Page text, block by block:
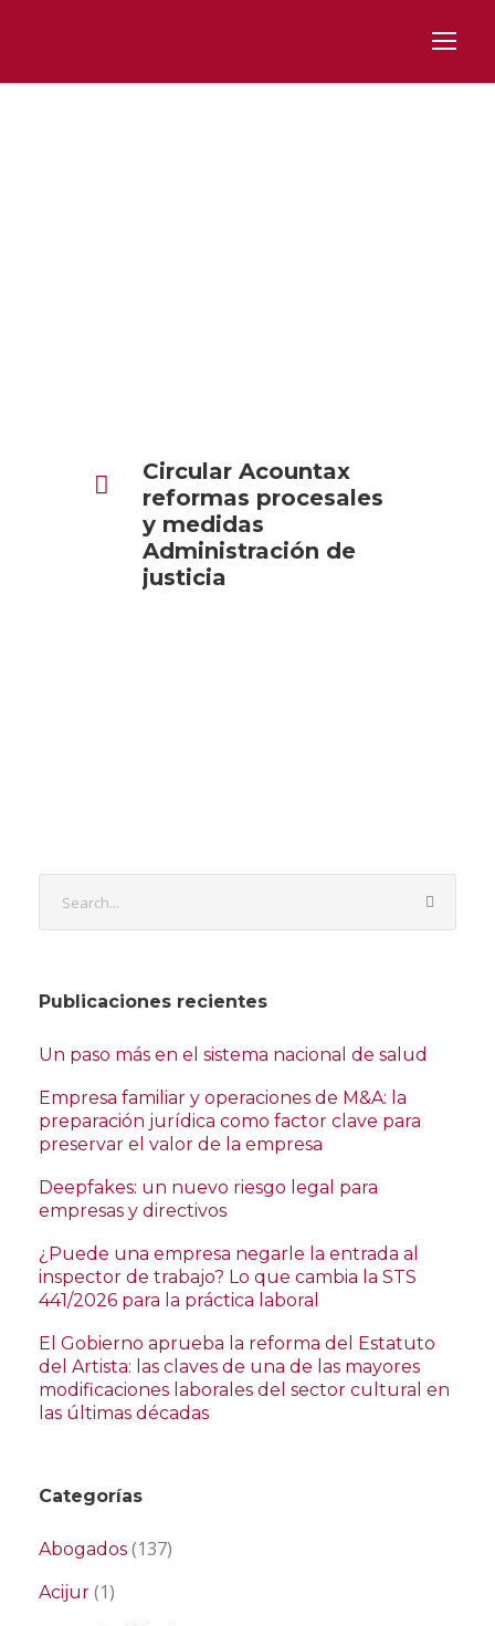
Circular Acountax
reformas procesales
y medidas
Administración de
justicia
Publicaciones recientes
Un paso más en el sistema nacional de salud
Empresa familiar y operaciones de M&A: la
preparación jurídica como factor clave para
preservar el valor de la empresa
Deepfakes: un nuevo riesgo legal para
empresas y directivos
¿Puede una empresa negarle la entrada al
inspector de trabajo? Lo que cambia la STS
441/2026 para la práctica laboral
El Gobierno aprueba la reforma del Estatuto
del Artista: las claves de una de las mayores
modificaciones laborales del sector cultural en
las últimas décadas
Categorías
Abogados (137)
Acijur (1)